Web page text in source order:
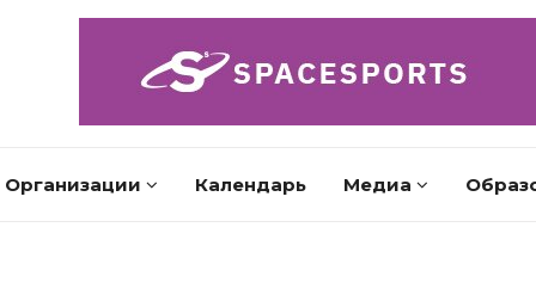
Организации Календарь Медиа